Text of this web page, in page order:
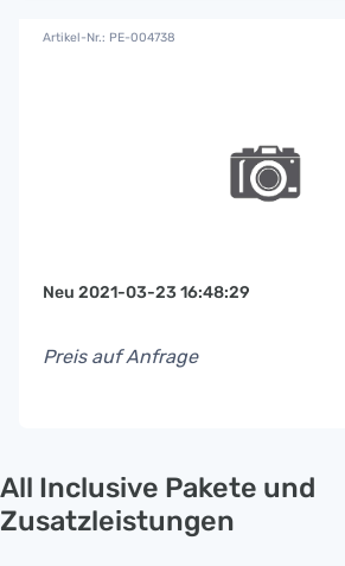
Artikel-Nr.: PE-004738
Neu 2021-03-23 16:48:29
Preis auf Anfrage
All Inclusive Pakete und
Zusatzleistungen